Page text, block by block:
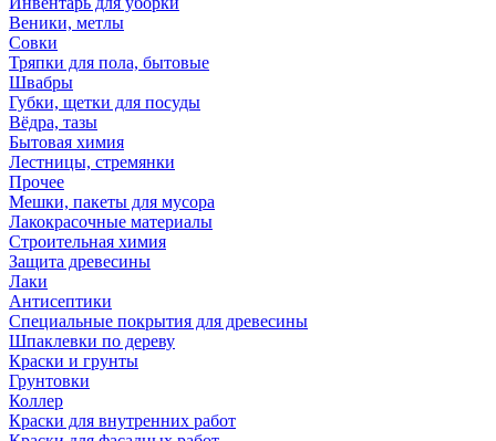
Веники, метлы
Совки
Тряпки для пола, бытовые
Швабры
Губки, щетки для посуды
Вёдра, тазы
Бытовая химия
Лестницы, стремянки
Прочее
Мешки, пакеты для мусора
Лакокрасочные материалы
Строительная химия
Защита древесины
Лаки
Антисептики
Специальные покрытия для древесины
Шпаклевки по дереву
Краски и грунты
Грунтовки
Коллер
Краски для внутренних работ